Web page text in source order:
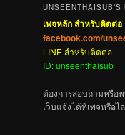
UNSEENTHAISUB’S
เพจหลัก สำหรับติดต่อ
facebook.com/
LINE สำหรับติดต่อ
ID: unseenthaisub
ต้องการสอบถามหรื
เว็บแจ้งได้ที่เพจหรือไ